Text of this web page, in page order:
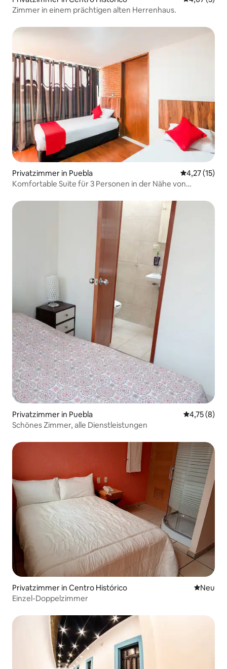
Zimmer in einem prächtigen alten Herrenhaus.
Privatzimmer in Puebla
4,27 (15)
Komfortable Suite für 3 Personen in der Nähe von
Privatzimmer in Puebla
4,75 (8)
Schönes Zimmer, alle Dienstleistungen
Privatzimmer in Centro Histórico Neue
Neu
Einzel-Doppelzimmer